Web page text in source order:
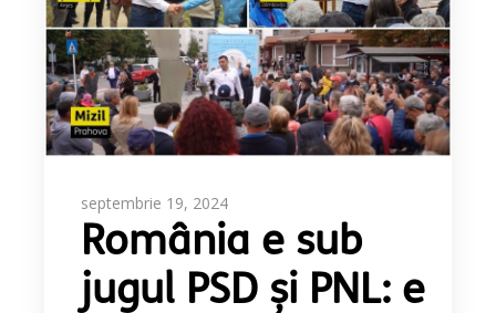
septembrie 19, 2024
România e sub
jugul PSD și PNL: e